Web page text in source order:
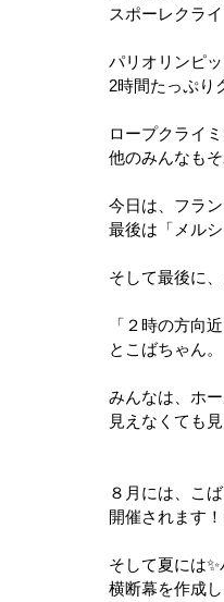
スポーレクラ
パリオリンピ
2時間たっぷり
ロープクライ
他のみんなも
今日は、フラ
最後は「メル
そして最後に
「２時の方向
とこばちゃん。
みんなは、ホ
見えなくても
８月には、こ
開催されます
そして夏には
横断幕を作成し